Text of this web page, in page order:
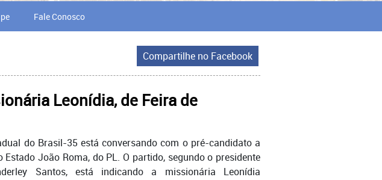
Fale Conosco
Compartilhe no Facebook
Leonídia, de Feira de
do Brasil-35 está conversando com o pré-candidato a
Estado João Roma, do PL. O partido, segundo o presidente
Santos, está indicando a missionária Leonídia